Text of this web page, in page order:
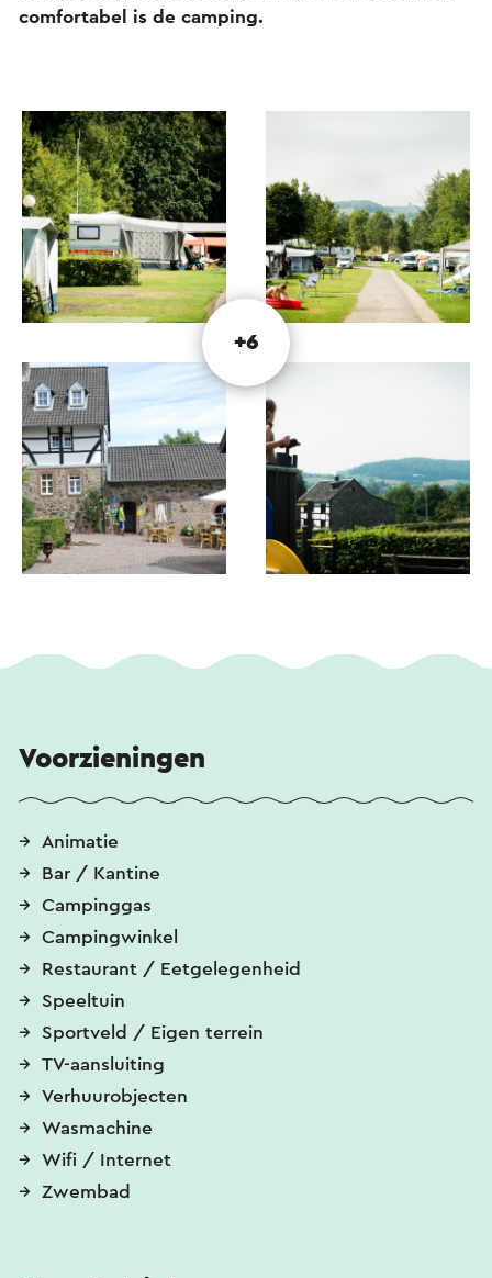
comfortabel is de camping.
+6
Voorzieningen
Animatie
Bar / Kantine
Campinggas
Campingwinkel
Restaurant / Eetgelegenheid
Speeltuin
Sportveld / Eigen terrein
TV-aansluiting
Verhuurobjecten
Wasmachine
Wifi / Internet
Zwembad